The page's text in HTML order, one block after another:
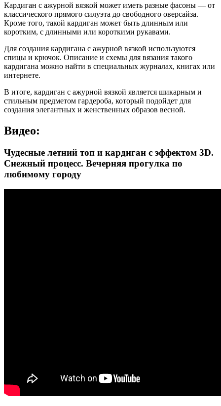
Кардиган с ажурной вязкой может иметь разные фасоны — от
классического прямого силуэта до свободного оверсайза.
Кроме того, такой кардиган может быть длинным или
коротким, с длинными или короткими рукавами.
Для создания кардигана с ажурной вязкой используются
спицы и крючок. Описание и схемы для вязания такого
кардигана можно найти в специальных журналах, книгах или
интернете.
В итоге, кардиган с ажурной вязкой является шикарным и
стильным предметом гардероба, который подойдет для
создания элегантных и женственных образов весной.
Видео:
Чудесные летний топ и кардиган с эффектом 3D.
Снежный процесс. Вечерняя прогулка по
любимому городу